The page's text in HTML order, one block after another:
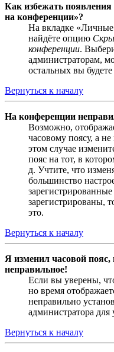
Как избежать появления
на конференции»?
На вкладке
найдёте опцию
конференции.
администраторам,
остальных вы
Вернуться к началу
На конференции
Возможно,
часовому поясу, а
этом случае
пояс на тот, в
д. Учтите, что
большинство
зарегистрированы,
это.
Вернуться к началу
Я изменил часовой пояс,
неправильное!
Если вы уверены,
но время
неправильно
администратора
Вернуться к началу